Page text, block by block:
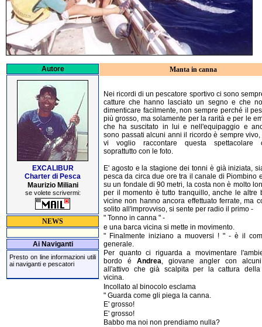
Autore
EXCALIBUR
Charter di Pesca
Maurizio Miliani
se volete scrivermi:
NEWS
Ai Naviganti
Presto on line informazioni utili
ai naviganti e pescatori
Manta in canna
Nei ricordi di un pescatore sportivo ci sono
catture che hanno lasciato un segno e che
dimenticare facilmente, non sempre perché il
più grosso, ma solamente per la rarità e per le
che ha suscitato in lui e nell'equipaggio e
sono passati alcuni anni il ricordo è sempre
vi voglio raccontare questa spettacolare
soprattutto con le foto.
E' agosto e la stagione dei tonni è già iniziata,
pesca da circa due ore tra il canale di Piombino
su un fondale di 90 metri, la costa non è molto
per il momento è tutto tranquillo, anche le altre
vicine non hanno ancora effettuato ferrate, ma
solito all'improvviso, si sente per radio il primo -
" Tonno in canna " -
e una barca vicina si mette in movimento.
" Finalmente iniziano a muoversi ! " - è il
generale.
Per quanto ci riguarda a movimentare
bordo é Andrea, giovane angler con
all'attivo che già scalpita per la cattura della
vicina.
Incollato al binocolo esclama
" Guarda come gli piega la canna.
E' grosso!
E' grosso!
Babbo ma noi non prendiamo nulla?